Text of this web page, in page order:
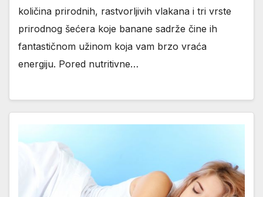
količina prirodnih, rastvorljivih vlakana i tri vrste
prirodnog šećera koje banane sadrže čine ih
fantastičnom užinom koja vam brzo vraća
energiju. Pored nutritivne…